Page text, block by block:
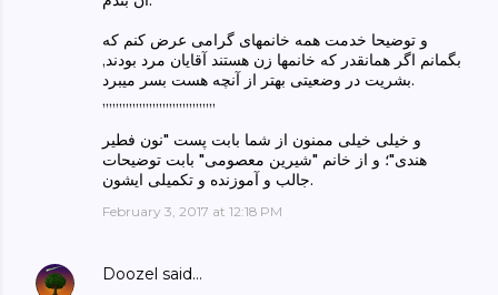
و توضیحا خدمت همه خانمهای گرامی عرض کنم که
بگمانم اگر همانقدر که خانمها زن هستند آقایان مرد بودند,
بشریت در وضعیتی بهتر از آنچه هست بسر میبرد.
,,,,,,,,,,,,,,,,,,,,,,,,,,,,,,,,,,
و خیلی خیلی ممنون از شما بابت پست "نون فطیر
هندی"؛ و از خانم "شیرین معصومی" بابت توضیحات
جالب و آموزنده و تکمیلی ایشون.
February 3, 2017 at 12:18 PM
Doozel said…